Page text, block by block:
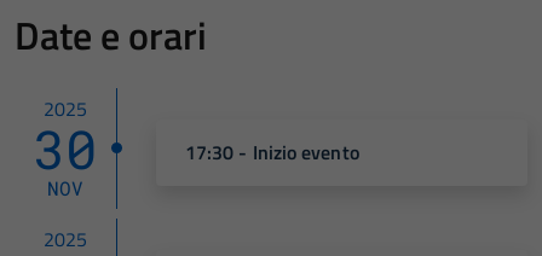
Date e orari
2025
30
NOV
17:30 - Inizio evento
2025